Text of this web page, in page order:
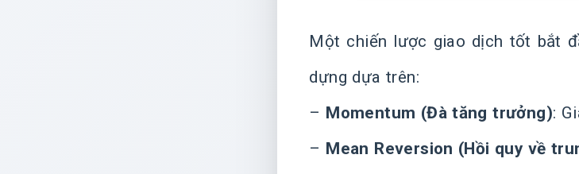
Một chiến lược giao dịch tốt bắt
dựng dựa trên:
– Momentum (Đà tăng trưởng):
– Mean Reversion (Hồi quy về